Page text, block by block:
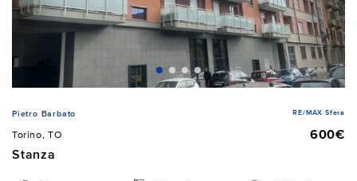
Pietro Barbato RE/MAX Sfera
Torino, TO
600€
Stanza